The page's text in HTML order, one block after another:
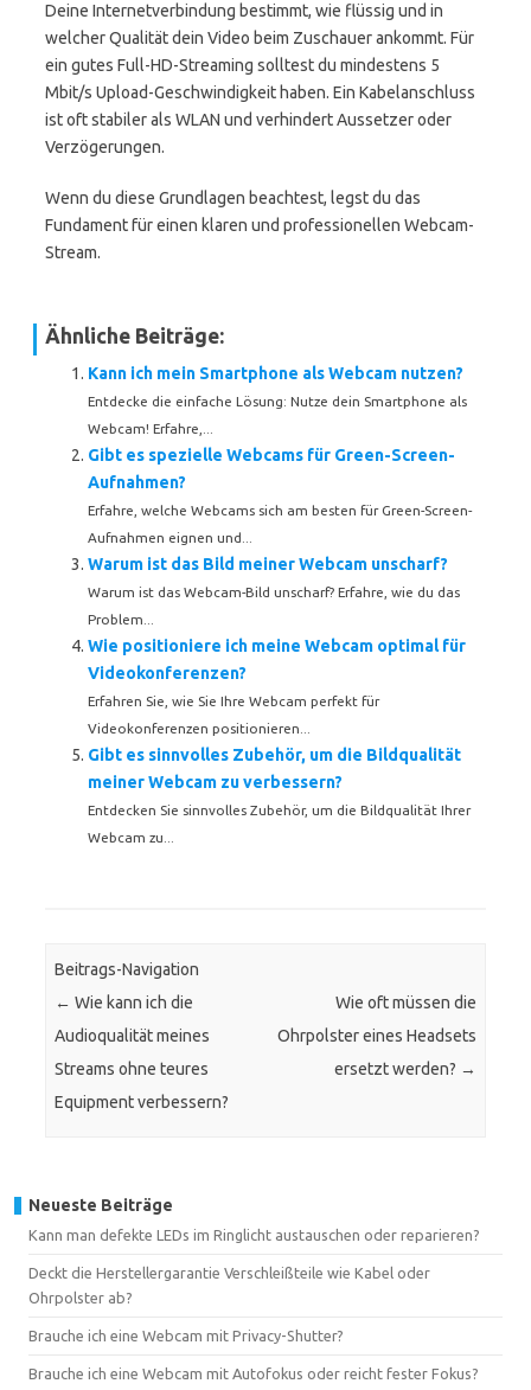
Deine Internetverbindung bestimmt, wie flüssig und in
welcher Qualität dein Video beim Zuschauer ankommt. Für
ein gutes Full-HD-Streaming solltest du mindestens 5
Mbit/s Upload-Geschwindigkeit haben. Ein Kabelanschluss
ist oft stabiler als WLAN und verhindert Aussetzer oder
Verzögerungen.
Wenn du diese Grundlagen beachtest, legst du das
Fundament für einen klaren und professionellen Webcam-
Stream.
Ähnliche Beiträge:
Kann ich mein Smartphone als Webcam nutzen?
Entdecke die einfache Lösung: Nutze dein Smartphone als
Webcam! Erfahre,...
Gibt es spezielle Webcams für Green-Screen-
Aufnahmen?
Erfahre, welche Webcams sich am besten für Green-Screen-
Aufnahmen eignen und...
Warum ist das Bild meiner Webcam unscharf?
Warum ist das Webcam-Bild unscharf? Erfahre, wie du das
Problem...
Wie positioniere ich meine Webcam optimal für
Videokonferenzen?
Erfahren Sie, wie Sie Ihre Webcam perfekt für
Videokonferenzen positionieren...
Gibt es sinnvolles Zubehör, um die Bildqualität
meiner Webcam zu verbessern?
Entdecken Sie sinnvolles Zubehör, um die Bildqualität Ihrer
Webcam zu...
Beitrags-Navigation
← Wie kann ich die
Audioqualität meines
Streams ohne teures
Equipment verbessern?
Wie oft müssen die
Ohrpolster eines Headsets
ersetzt werden? →
Neueste Beiträge
Kann man defekte LEDs im Ringlicht austauschen oder reparieren?
Deckt die Herstellergarantie Verschleißteile wie Kabel oder
Ohrpolster ab?
Brauche ich eine Webcam mit Privacy-Shutter?
Brauche ich eine Webcam mit Autofokus oder reicht fester Fokus?